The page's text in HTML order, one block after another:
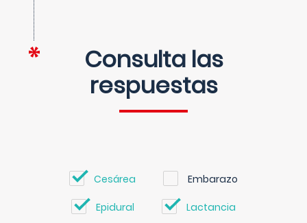
Consulta las
respuestas
Cesárea Embarazo
Epidural Lactancia